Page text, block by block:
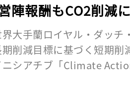
陣報酬もCO2削減
大手蘭ロイヤル・ダッチ
削減目標に基づく短期削
シアチブ「Climate